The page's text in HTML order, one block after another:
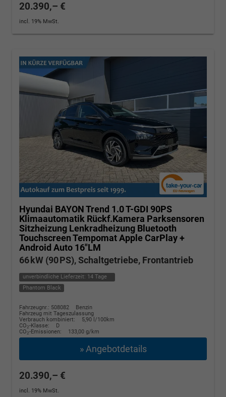
20.390,– €
incl. 19% MwSt.
Hyundai BAYONTrend 1.0 T-GDI 90PS
Klimaautomatik Rückf.Kamera Parksensoren
Sitzheizung Lenkradheizung Bluetooth
Touchscreen Tempomat Apple CarPlay +
Android Auto 16"LM
66 kW (90 PS), Schaltgetriebe, Frontantrieb
unverbindliche Lieferzeit: 14 Tage
Phantom Black
Fahrzeugnr.: 508082
Benzin
Fahrzeug mit Tageszulassung
Verbrauch kombiniert:
5,90 l/100km
CO2-Klasse:
D
CO2-Emissionen: 133,00 g/km
» Angebotdetails
20.390,– €
incl. 19% MwSt.